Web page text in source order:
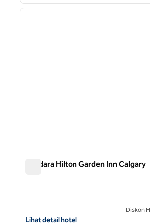
1 dari 12
Bandara Hilton Garden Inn Calgary
Lihat detail hotel untuk Bandara Hilton
Lihat detail hotel
Diskon